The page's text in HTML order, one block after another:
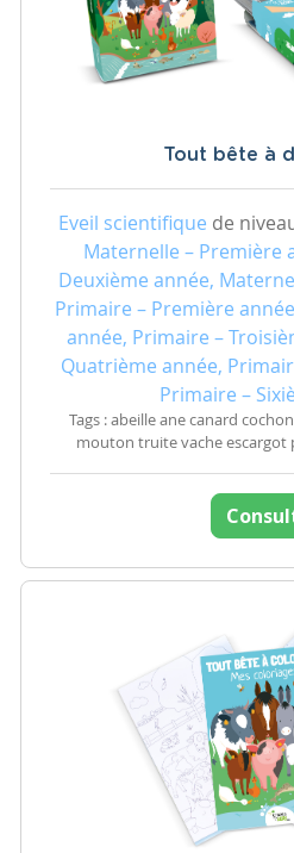
Tout bête à
Eveil scientifique de
Maternelle – Première
Deuxième année,
Primaire – Première
année, Primaire –
Quatrième année,
Primaire –
Tags : abeille ane canard
mouton truite vache